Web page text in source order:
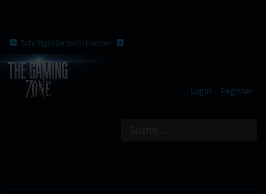
Schriftgröße zurücksetzen
Login Register